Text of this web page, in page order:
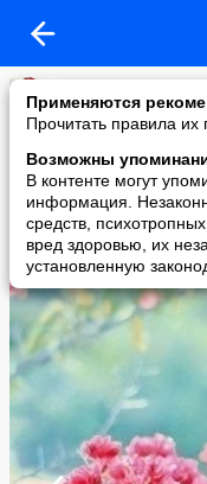
Применяются
Прочитать правила
Возможны
В контенте могут
информация.
средств,
вред здоровью, их
установленную
MERCI
added a photo
15 Jan в 19:11